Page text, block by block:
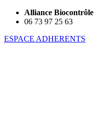
Alliance Biocontrôle
06 73 97 25 63
ESPACE ADHERENTS